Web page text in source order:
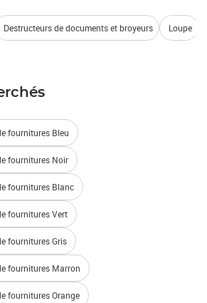
Destructeurs de documents et broyeurs Loupe
fournitures Bleu
fournitures Noir
fournitures Blanc
fournitures Vert
fournitures Gris
fournitures Marron
fournitures Orange